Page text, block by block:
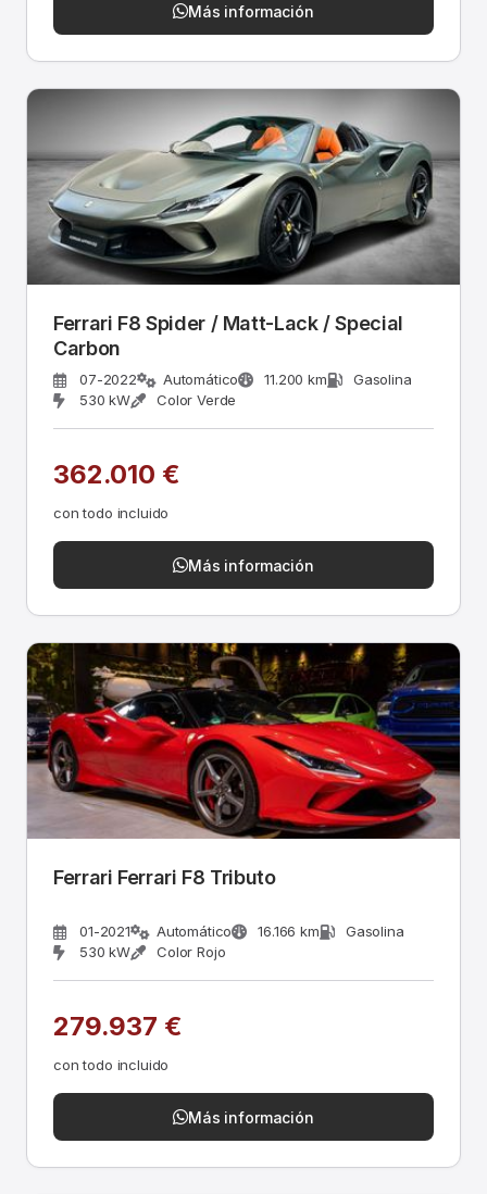
Más información
Ferrari F8 Spider / Matt-Lack / Special
Carbon
07-2022 Automático 11.200 km
Gasolina
530 kW
Color Verde
362.010 €
con todo incluido
Más información
Ferrari Ferrari F8 Tributo
01-2021 Automático 16.166 km
Gasolina
530 kW
Color Rojo
279.937 €
con todo incluido
Más información